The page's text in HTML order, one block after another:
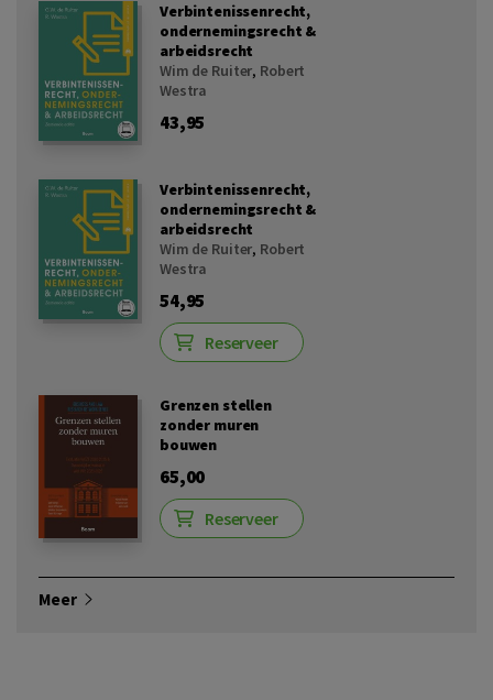
Verbintenissenrecht,
ondernemingsrecht &
arbeidsrecht
Wim de Ruiter, Robert
Westra
43,95
Verbintenissenrecht,
ondernemingsrecht &
arbeidsrecht
Wim de Ruiter, Robert
Westra
54,95
Reserveer
Grenzen stellen
zonder muren
bouwen
65,00
Reserveer
Meer